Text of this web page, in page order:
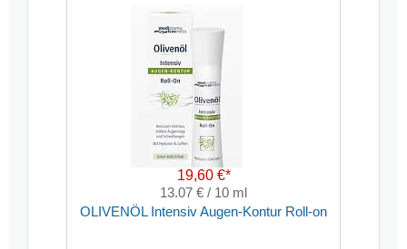
19,60 €*
13.07 € / 10 ml
OLIVENÖL Intensiv Augen-Kontur Roll-on